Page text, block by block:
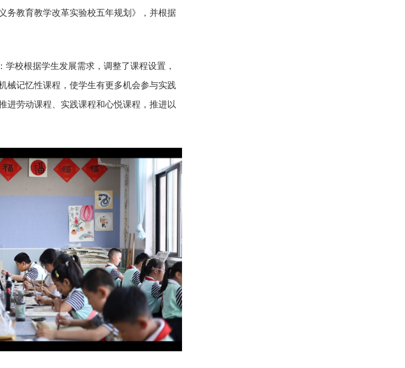
务教育教学改革实验校五年规划》，并根据
校根据学生发展需求，调整了课程设置，
械记忆性课程，使学生有更多机会参与实践
进劳动课程、实践课程和心悦课程，推进以